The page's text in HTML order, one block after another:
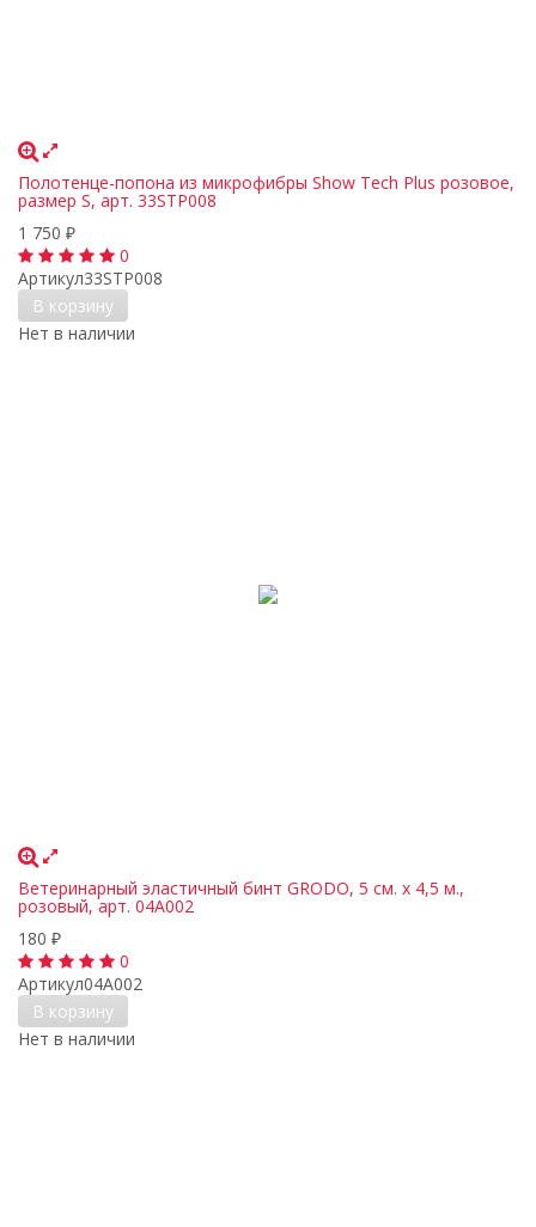
Полотенце-попона из микрофибры Show Tech Plus розовое,
размер S, арт. 33STP008
1 750 ₽
0
Артикул33STP008
В корзину
Нет в наличии
Ветеринарный эластичный бинт GRODO, 5 см. х 4,5 м.,
розовый, арт. 04A002
180 ₽
0
Артикул04A002
В корзину
Нет в наличии